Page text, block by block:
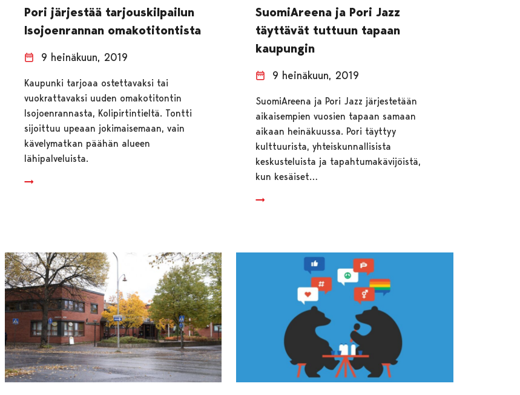
Pori järjestää tarjouskilpailun
Isojoenrannan omakotitontista
9 heinäkuun, 2019
Kaupunki tarjoaa ostettavaksi tai
vuokrattavaksi uuden omakotitontin
Isojoenrannasta, Kolipirtintieltä. Tontti
sijoittuu upeaan jokimaisemaan, vain
kävelymatkan päähän alueen
lähipalveluista.
SuomiAreena ja Pori Jazz
täyttävät tuttuun tapaan
kaupungin
9 heinäkuun, 2019
SuomiAreena ja Pori Jazz järjestetään
aikaisempien vuosien tapaan samaan
aikaan heinäkuussa. Pori täyttyy
kulttuurista, yhteiskunnallisista
keskusteluista ja tapahtumakävijöistä,
kun kesäiset…